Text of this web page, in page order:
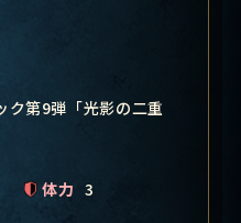
ク第9弾「光影の二重
体力 3